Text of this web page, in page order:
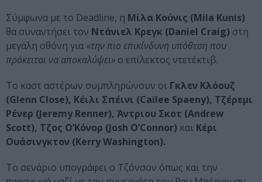
Σύμφωνα με το Deadline, η Μίλα Κούνις (Mila Kunis)
θα συναντήσει τον Ντάνιελ Κρεγκ (Daniel Craig) στη
μεγάλη οθόνη για «την πιο επικίνδυνη υπόθεση που
πρόκειται να αποκαλύψει» ο επίλεκτος ντετέκτιβ.
Το καστ αστέρων συμπληρώνουν οι Γκλεν Κλόουζ
(Glenn Close), Κέιλι Σπέινι (Cailee Spaeny), Τζέρεμι
Ρένερ (Jeremy Renner), Άντριου Σκοτ (Andrew
Scott), Τζος Ο’Κόνορ (Josh O’Connor) και Κέρι
Ουάσινγκτον (Kerry Washington).
Το σενάριο υπογράφει ο Τζόνσον όπως και την